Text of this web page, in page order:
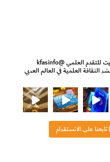
للتقدم العلمي@kfasinfo
الثقافة العلمية في العالم العربي
مجهزين لكم كل جديد!⁩
تابعنا على الانستقرام